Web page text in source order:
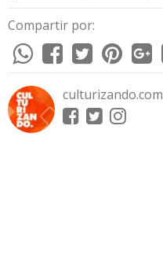
Compartir por:
culturizando.com